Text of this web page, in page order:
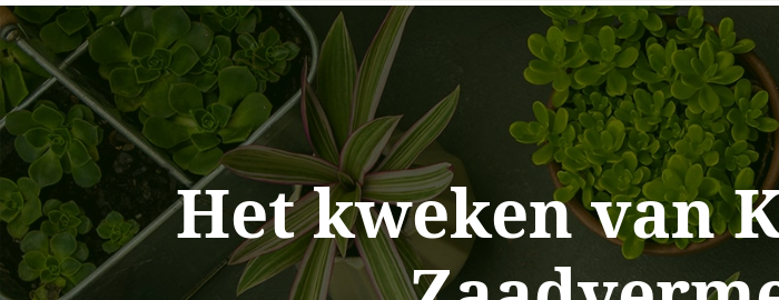
Het kweken van